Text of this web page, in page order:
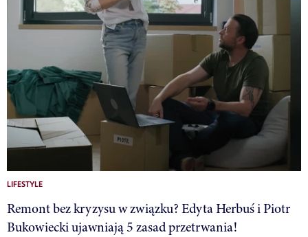
LIFESTYLE
Remont bez kryzysu w związku? Edyta Herbuś i Piotr
Bukowiecki ujawniają 5 zasad przetrwania!